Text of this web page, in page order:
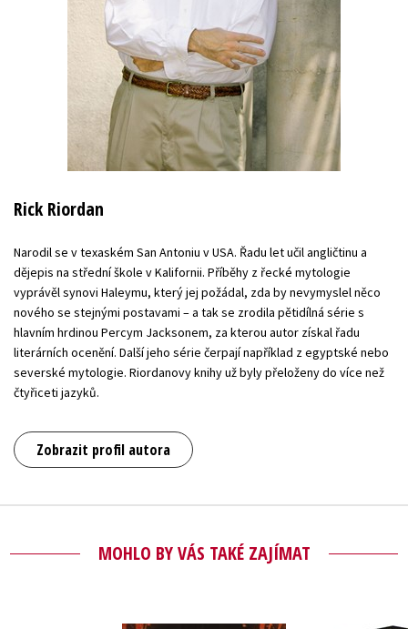
Rick Riordan
Narodil se v texaském San Antoniu v USA. Řadu let učil angličtinu a
dějepis na střední škole v Kalifornii. Příběhy z řecké mytologie
vyprávěl synovi Haleymu, který jej požádal, zda by nevymyslel něco
nového se stejnými postavami – a tak se zrodila pětidílná série s
hlavním hrdinou Percym Jacksonem, za kterou autor získal řadu
literárních ocenění. Další jeho série čerpají například z egyptské nebo
severské mytologie. Riordanovy knihy už byly přeloženy do více než
čtyřiceti jazyků.
Zobrazit profil autora
MOHLO BY VÁS TAKÉ ZAJÍMAT